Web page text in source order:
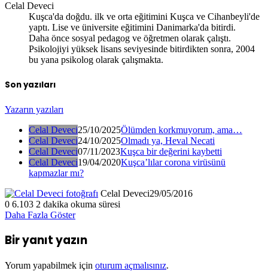
Celal Deveci
Kuşca'da doğdu. ilk ve orta eğitimini Kuşca ve Cihanbeyli'de
yaptı. Lise ve üniversite eğitimini Danimarka'da bitirdi.
Daha önce sosyal pedagog ve öğretmen olarak çalıştı.
Psikolojiyi yüksek lisans seviyesinde bitirdikten sonra, 2004
bu yana psikolog olarak çalışmakta.
Son yazıları
Yazarın yazıları
Celal Deveci25/10/2025Ölümden korkmuyorum, ama…
Celal Deveci24/10/2025Olmadı ya, Heval Necati
Celal Deveci07/11/2023Kuşca bir değerini kaybetti
Celal Deveci19/04/2020Kuşca’lılar corona virüsünü
kapmazlar mı?
Celal Deveci29/05/2016
0 6.103 2 dakika okuma süresi
Daha Fazla Göster
Bir yanıt yazın
Yorum yapabilmek için oturum açmalısınız.